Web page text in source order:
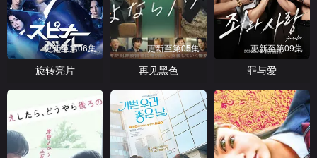
更新至第06集
旋转亮片
更新至第05集
再见黑色
更新至第09集
罪与爱